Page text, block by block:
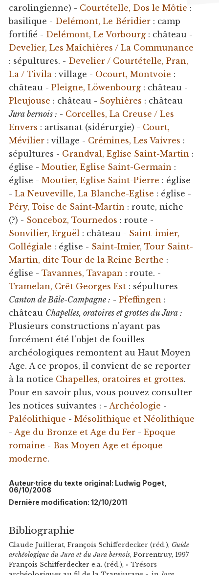
carolingienne) - Courtételle, Dos le Môtie :
basilique - Delémont, Le Béridier: camp
fortifié - Delémont, Le Vorbourg: château -
Develier, Les Maîchières / La Communance
: sépultures. - Develier / Courtételle, Pran,
La / Tivila : village - Ocourt, Montvoie :
château - Pleigne, Löwenbourg: château -
Pleujouse : château - Soyhières : château
Jura bernois : - Corcelles, La Creuse / Les
Envers : artisanat (sidérurgie) - Court,
Mévilier: village - Crémines, Les Vaivres :
sépultures - Grandval, Eglise Saint-Martin :
église - Moutier, Eglise Saint-Germain :
église - Moutier, Eglise Saint-Pierre : église
- La Neuveville, La Blanche-Eglise : église -
Péry, Toise de Saint-Martin : route, niche
(?) - Sonceboz, Tournedos : route -
Sonvilier, Erguël : château - Saint-imier,
Collégiale : église - Saint-Imier, Tour Saint-
Martin, dite Tour de la Reine Berthe :
église - Tavannes, Tavapan : route. -
Tramelan, Crêt Georges Est: sépultures
Canton de Bâle-Campagne : - Pfeffingen :
château Chapelles, oratoires et grottes du Jura :
Plusieurs constructions n'ayant pas
forcément été l'objet de fouilles
archéologiques remontent au Haut Moyen
Age. A ce propos, il convient de se reporter
à la notice Chapelles, oratoires et grottes.
Pour en savoir plus, vous pouvez consulter
les notices suivantes : - Archéologie -
Paléolithique - Mésolithique et Néolithique
- Age du Bronze et Age du Fer- Epoque
romaine - Bas Moyen Age et époque
moderne.
Auteur·trice du texte original: Ludwig Poget,
06/10/2008
Dernière modification: 12/10/2011
Bibliographie
Claude Juillerat, François Schifferdecker (réd.), Guide
archéologique du Jura et du Jura bernois, Porrentruy, 1997
François Schifferdecker e.a. (réd.), « Trésors